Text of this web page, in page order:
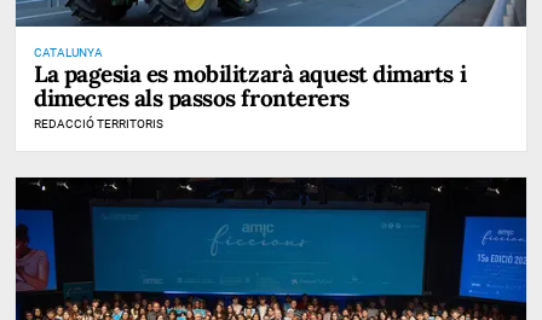
CATALUNYA
La pagesia es mobilitzarà aquest dimarts i
dimecres als passos fronterers
REDACCIÓ TERRITORIS